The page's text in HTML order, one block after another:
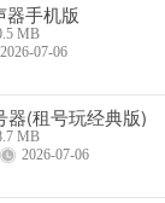
器手机版
MB
2026-07-06
器(租号玩经典版)
MB
2026-07-06